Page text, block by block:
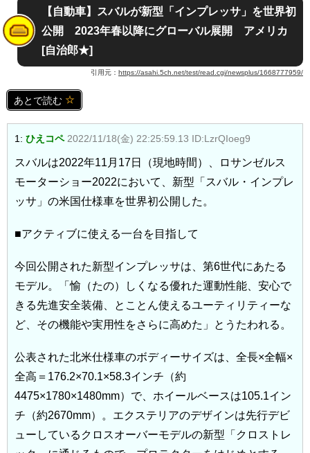
【自動車】スバルが新型「インプレッサ」を世界初
公開 2023年春以降にグローバル展開 アメリカ
[自治郎★]
引用元： https://asahi.5ch.net/test/read.cgi/newsplus/1668777959/
あとで読む
1: ひえコペ 2022/11/18(金) 22:25:59.13 ID:LzrQIoeg9
スバルは2022年11月17日（現地時間）、ロサンゼルス
モーターショー2022において、新型「スバル・インプレ
ッサ」の米国仕様車を世界初公開した。
■アクティブに使える一台を目指して
今回公開された新型インプレッサは、第6世代にあたる
モデル。「愉（たの）しくなる優れた運動性能、安心で
きる先進安全装備、とことん使えるユーティリティーな
ど、その機能や実用性をさらに高めた」とうたわれる。
公表された北米仕様車のボディーサイズは、全長×全幅×
全高＝176.2×70.1×58.3インチ（約
4475×1780×1480mm）で、ホイールベースは105.1イン
チ（約2670mm）。エクステリアのデザインは先行デビ
ューしているクロスオーバーモデルの新型「クロストレ